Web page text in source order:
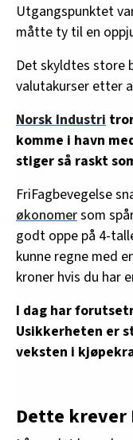
Utgangspunktet
måtte ty til en
Det skyldtes store
valutakurser etter
Norsk Industri
komme i havn
stiger så raskt
FriFagbevegelse
økonomersom
godt oppe på 4-
kunne regne med
kroner hvis du har
I dag har
Usikkerheten er
veksten i
Dette